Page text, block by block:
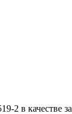
2 в качестве